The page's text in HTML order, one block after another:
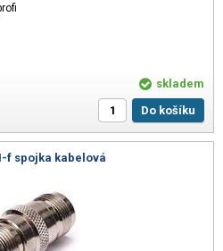
skladem
Do košíku
f spojka kabelová